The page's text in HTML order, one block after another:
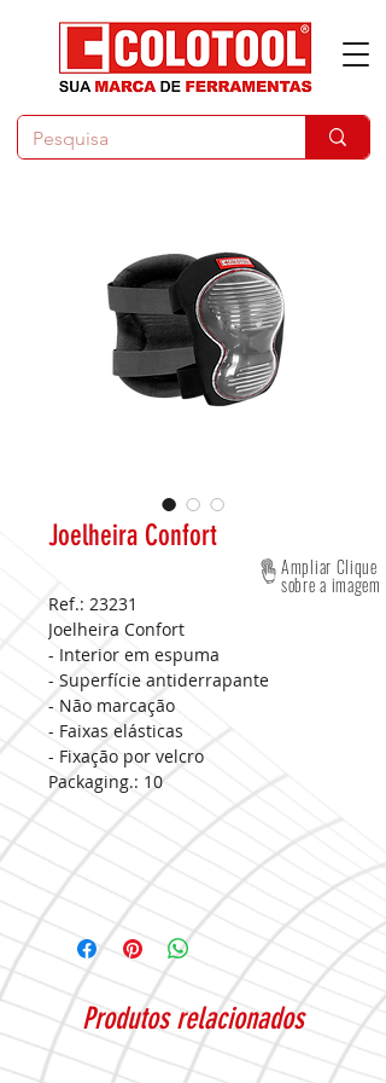
Joelheira Confort
Ref.: 23231
Joelheira Confort
- Interior em espuma
- Superfície antiderrapante
- Não marcação
- Faixas elásticas
- Fixação por velcro
Packaging.: 10
Ampliar Clique
sobre a imagem
Produtos relacionados